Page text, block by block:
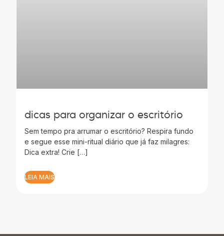
dicas para organizar o escritório
Sem tempo pra arrumar o escritório? Respira fundo
e segue esse mini-ritual diário que já faz milagres:
Dica extra! Crie […]
LEIA MAIS